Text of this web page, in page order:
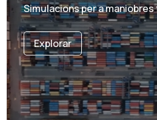
Simulacions per a
Explorar